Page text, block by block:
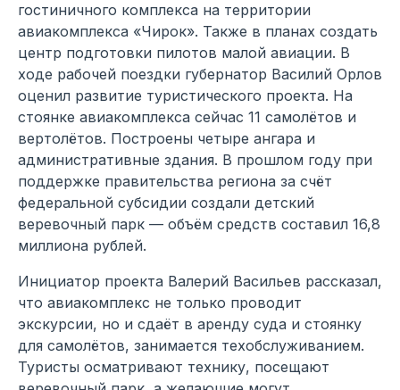
гостиничного комплекса на территории
авиакомплекса «Чирок». Также в планах создать
центр подготовки пилотов малой авиации. В
ходе рабочей поездки губернатор Василий Орлов
оценил развитие туристического проекта. На
стоянке авиакомплекса сейчас 11 самолётов и
вертолётов. Построены четыре ангара и
административные здания. В прошлом году при
поддержке правительства региона за счёт
федеральной субсидии создали детский
веревочный парк — объём средств составил 16,8
миллиона рублей.
Инициатор проекта Валерий Васильев рассказал,
что авиакомплекс не только проводит
экскурсии, но и сдаёт в аренду суда и стоянку
для самолётов, занимается техобслуживанием.
Туристы осматривают технику, посещают